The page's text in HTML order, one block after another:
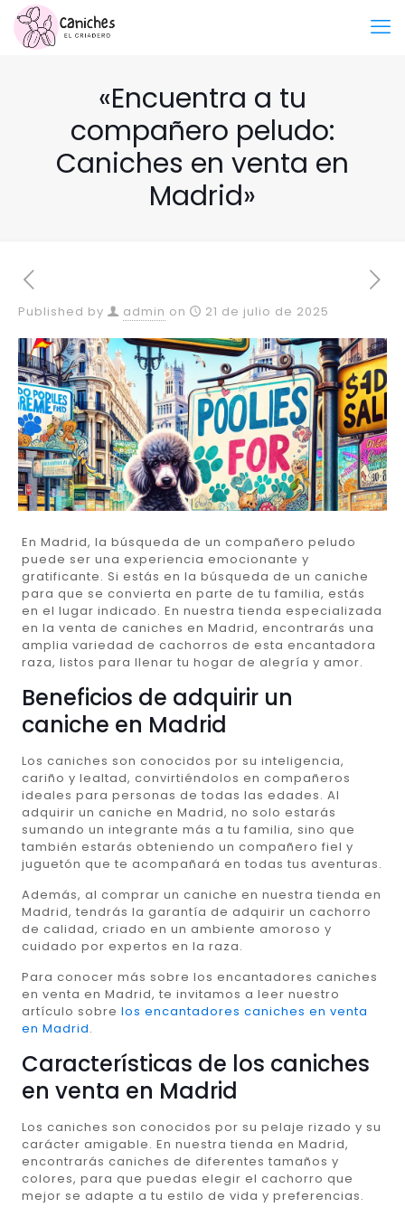
«Encuentra a tu
compañero peludo:
Caniches en venta en
Madrid»
Published by admin on 21 de julio de 2025
En Madrid, la búsqueda de un compañero peludo
puede ser una experiencia emocionante y
gratificante. Si estás en la búsqueda de un caniche
para que se convierta en parte de tu familia, estás
en el lugar indicado. En nuestra tienda especializada
en la venta de caniches en Madrid, encontrarás una
amplia variedad de cachorros de esta encantadora
raza, listos para llenar tu hogar de alegría y amor.
Beneficios de adquirir un
caniche en Madrid
Los caniches son conocidos por su inteligencia,
cariño y lealtad, convirtiéndolos en compañeros
ideales para personas de todas las edades. Al
adquirir un caniche en Madrid, no solo estarás
sumando un integrante más a tu familia, sino que
también estarás obteniendo un compañero fiel y
juguetón que te acompañará en todas tus aventuras.
Además, al comprar un caniche en nuestra tienda en
Madrid, tendrás la garantía de adquirir un cachorro
de calidad, criado en un ambiente amoroso y
cuidado por expertos en la raza.
Para conocer más sobre los encantadores caniches
en venta en Madrid, te invitamos a leer nuestro
artículo sobrelos encantadores caniches en venta
en Madrid.
Características de los caniches
en venta en Madrid
Los caniches son conocidos por su pelaje rizado y su
carácter amigable. En nuestra tienda en Madrid,
encontrarás caniches de diferentes tamaños y
colores, para que puedas elegir el cachorro que
mejor se adapte a tu estilo de vida y preferencias.